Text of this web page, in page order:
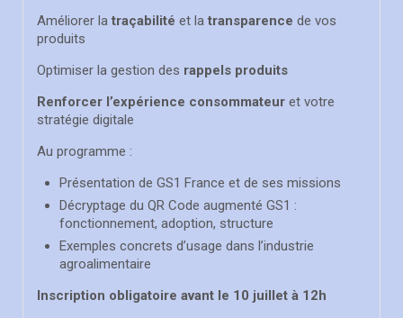
Améliorer la traçabilité et la transparence de vos
produits
Optimiser la gestion des rappels produits
Renforcer l’expérience consommateur et votre
stratégie digitale
Au programme :
Présentation de GS1 France et de ses missions
Décryptage du QR Code augmenté GS1 :
fonctionnement, adoption, structure
Exemples concrets d’usage dans l’industrie
agroalimentaire
Inscription obligatoire avant le 10 juillet à 12h